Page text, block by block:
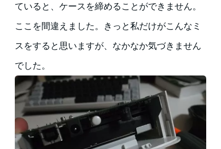
ていると、ケースを締めることができません。
ここを間違えました。きっと私だけがこんなミ
スをすると思いますが、なかなか気づきません
でした。